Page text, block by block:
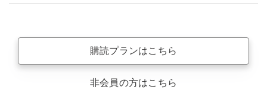
購読プランはこちら
非会員の方はこちら